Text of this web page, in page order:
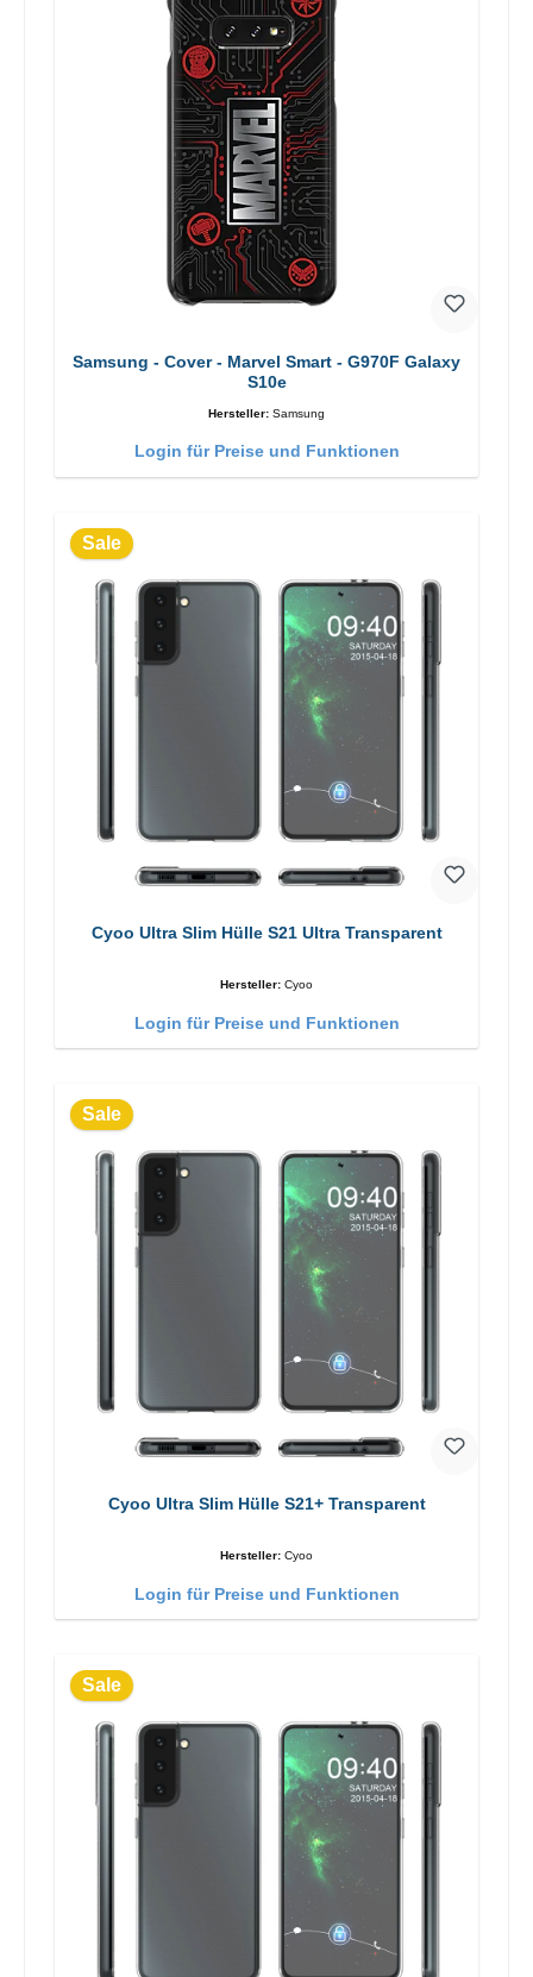
Samsung - Cover - Marvel Smart - G970F Galaxy
S10e
Hersteller: Samsung
Login für Preise und Funktionen
Sale
Cyoo Ultra Slim Hülle S21 Ultra Transparent
Hersteller: Cyoo
Login für Preise und Funktionen
Sale
Cyoo Ultra Slim Hülle S21+ Transparent
Hersteller: Cyoo
Login für Preise und Funktionen
Sale